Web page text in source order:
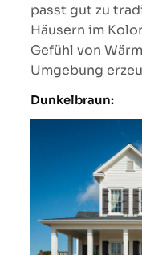
passt gut zu
Häusern im
Gefühl von
Umgebung
Dunkelbraun: